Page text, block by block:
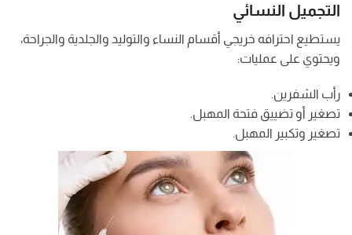
التجميل النسائي
يستطيع احترافه خريجي أقسام النساء والتوليد والجلدية والجراحة،
ويحتوي على عمليات:
رأب الشفرين.
تصغير أو تضييق فتحة المهبل.
تصغير وتكبير المهبل.